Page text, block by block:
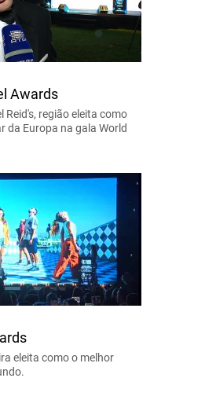
Awards
Reid's, região eleita como
da Europa na gala World
eleita como o melhor